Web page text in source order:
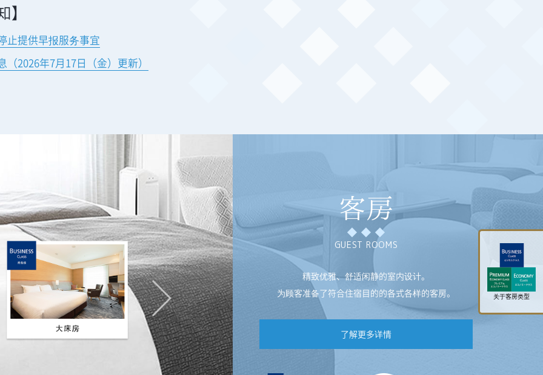
止提供早报服务事宜
2026年7月17日（金）更新）
客房
GUEST ROOMS
精致优雅、舒适闲静的室内设计。
为顾客准备了符合住宿目的的各式各样的客房。
了解更多详情
关于客房类型